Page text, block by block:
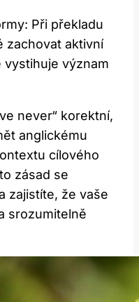
Při překladu
zachovat aktivní
význam
never“ korektní,
anglickému
cílového
zásad se
zajistíte, že vaše
srozumitelně